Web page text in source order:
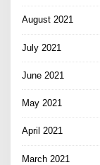
August 2021
July 2021
June 2021
May 2021
April 2021
March 2021